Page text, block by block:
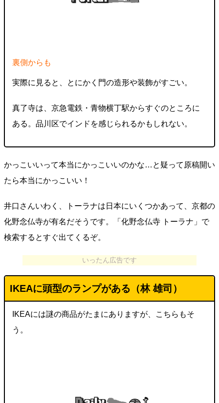
裏側からも
実際に見ると、とにかく門の造形や装飾がすごい。
真了寺は、京急電鉄・青物横丁駅からすぐのところに
ある。品川区でインドを感じられるかもしれない。
かっこいいって本当にかっこいいのかな…と疑って原稿開い
たら本当にかっこいい！
井口さんいわく、トーラナは日本にいくつかあって、京都の
化野念仏寺が有名だそうです。「化野念仏寺 トーラナ」で
検索するとすぐ出てくるぞ。
いったん広告です
IKEAに頭型のランプがある（林 雄司）
IKEAには謎の商品がたまにありますが、こちらもそ
う。